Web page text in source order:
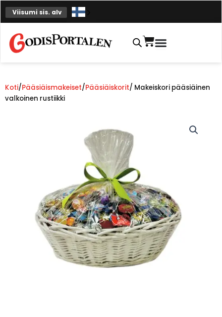
Siirry
sisältöön
Viisumi sis. alv
Ostoskori
Koti/Pääsiäismakeiset/Pääsiäiskorit/ Makeiskori pääsiäinen
valkoinen rustiikki